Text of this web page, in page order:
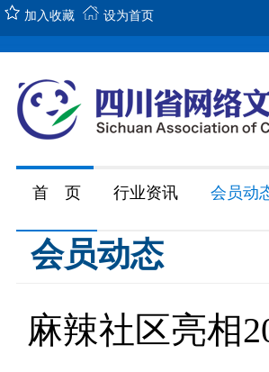
加入收藏 设为首页
首 页 行业资讯 会员动
会员动态
麻辣社区亮相